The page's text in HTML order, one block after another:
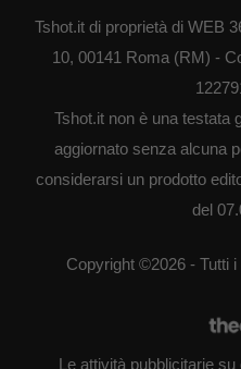
Tshot.it di proprietà di WEB
10, 00141 Roma (RM) -
Tshot.it non è una testata
aggiornato senza alcuna
considerarsi un prodotto
del
Copyright ©2026 - Tutti
Le attività pubblicitarie